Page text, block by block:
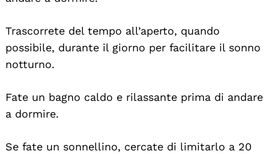
Trascorrete del tempo all’aperto, quando
possibile, durante il giorno per facilitare il sonno
notturno.
Fate un bagno caldo e rilassante prima di andare
a dormire.
Se fate un sonnellino, cercate di limitarlo a 20